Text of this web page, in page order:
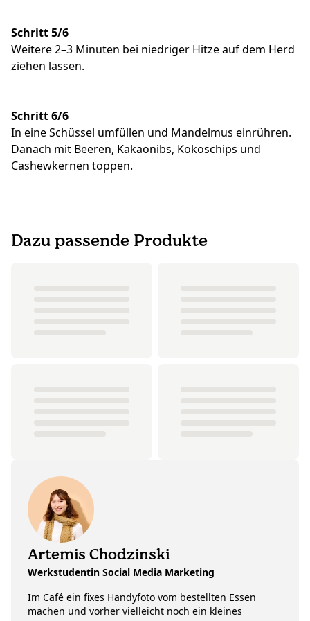
Schritt 5/6
Weitere 2–3 Minuten bei niedriger Hitze auf dem Herd
ziehen lassen.
Schritt 6/6
In eine Schüssel umfüllen und Mandelmus einrühren.
Danach mit Beeren, Kakaonibs, Kokoschips und
Cashewkernen toppen.
Dazu passende Produkte
Artemis Chodzinski
Werkstudentin Social Media Marketing
Im Café ein fixes Handyfoto vom bestellten Essen
machen und vorher vielleicht noch ein kleines